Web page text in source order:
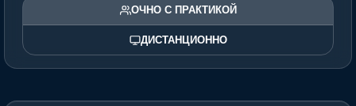
ОЧНО С ПРАКТИКОЙ
ДИСТАНЦИОННО